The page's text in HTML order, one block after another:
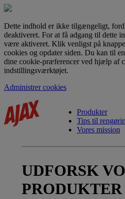
Dette indhold er ikke tilgængeligt,
deaktiveret. For at få adgang til dette
være aktiveret. Klik venligst på
cookies og opdater siden. Du kan til
dine cookie-præferencer ved hjælp af
indstillingsværktøjet.
Administrer cookies
Produkter
Tips til
Vores mission
UDFORSK
PRODUKTER